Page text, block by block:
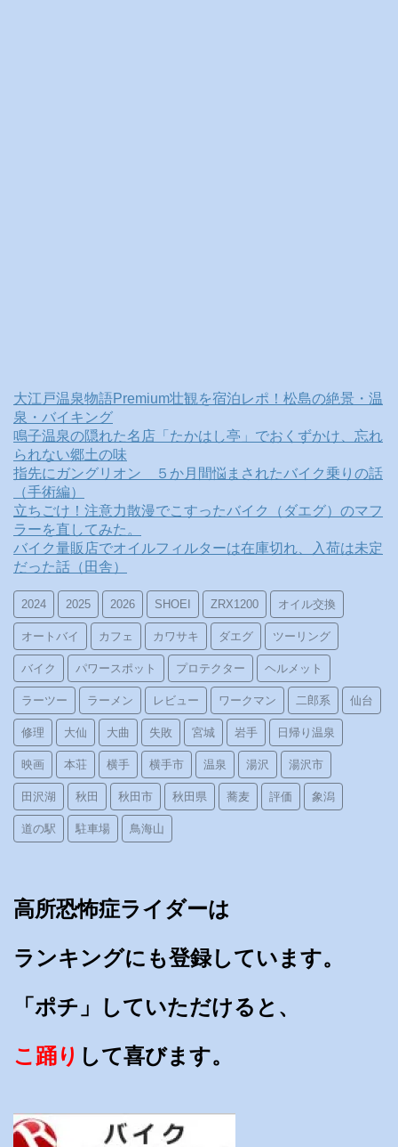
大江戸温泉物語Premium壮観を宿泊レポ！松島の絶景・温
泉・バイキング
鳴子温泉の隠れた名店「たかはし亭」でおくずかけ、忘れ
られない郷土の味
指先にガングリオン ５か月間悩まされたバイク乗りの話
（手術編）
立ちごけ！注意力散漫でこすったバイク（ダエグ）のマフ
ラーを直してみた。
バイク量販店でオイルフィルターは在庫切れ、入荷は未定
だった話（田舎）
2024 2025 2026 SHOEI ZRX1200 オイル交換
オートバイ カフェ カワサキ ダエグ ツーリング
バイク パワースポット プロテクター ヘルメット
ラーツー ラーメン レビュー ワークマン 二郎系 仙台
修理 大仙 大曲 失敗 宮城 岩手 日帰り温泉
映画 本荘 横手 横手市 温泉 湯沢 湯沢市
田沢湖 秋田 秋田市 秋田県 蕎麦 評価 象潟
道の駅 駐車場 鳥海山
高所恐怖症ライダーは
ランキングにも登録しています。
「ポチ」していただけると、
こ踊り して喜びます。